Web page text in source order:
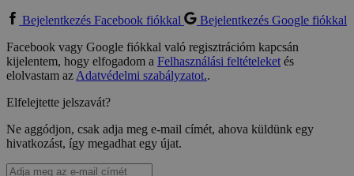
Bejelentkezés Facebook fiókkal
Bejelentkezés Google fiókkal
Facebook vagy Google fiókkal való regisztrációm kapcsán
kijelentem, hogy elfogadom a Felhasználási feltételeketés
elolvastam azAdatvédelmi szabályzatot..
Elfelejtette jelszavát?
Ne aggódjon, csak adja meg e-mail címét, ahova küldünk egy
hivatkozást, így megadhat egy újat.